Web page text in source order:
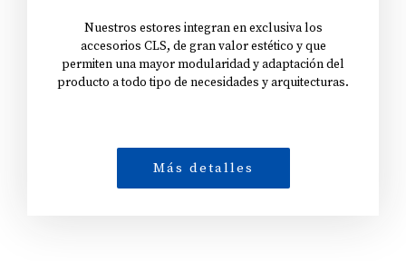
Nuestros estores integran en exclusiva los
accesorios CLS, de gran valor estético y que
permiten una mayor modularidad y adaptación del
producto a todo tipo de necesidades y arquitecturas.
Más detalles